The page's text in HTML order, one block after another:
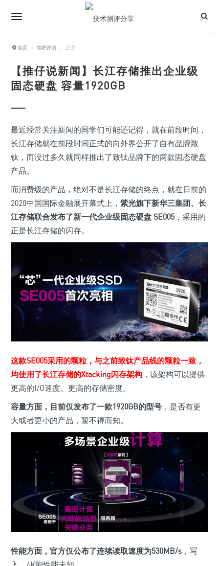
首页 › 笔吧评测 › 正文
【推仔说新闻】长江存储推出企业级
固态硬盘 容量1920GB
最近经常关注新闻的同学们可能还记得，就在前段时间，
长江存储就在前段时间正式的向外界公开了自有品牌致
钛，而没过多久就同样推出了致钛品牌下的两款固态硬盘
产品。
而消费级的产品，绝对不是长江存储的终点，就在日前的
2020中国国际金融展开幕式上， 紫光旗下新华三集团、长
江存储联合发布了新一代企业级固态硬盘 SE005 ，采用的
正是长江存储的闪存。
这款SE005采用的颗粒，与之前致钛产品线的颗粒一致，
均使用了长江存储的Xtacking闪存架构 ，该架构可以提供
更高的I/O速度、更高的存储密度。
容量方面，目前仅发布了一款1920GB的型号 ，是否有更
大或者更小的产品，暂不得而知。
性能方面，官方仅公布了连续读取速度为530MB/s ，写